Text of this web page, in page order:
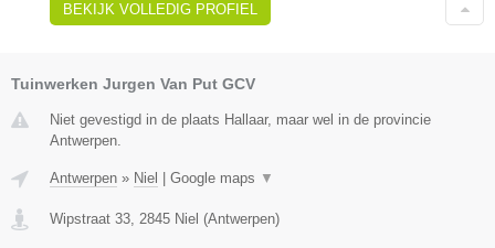
BEKIJK VOLLEDIG PROFIEL
Tuinwerken Jurgen Van Put GCV
Niet gevestigd in de plaats Hallaar, maar wel in de provincie
Antwerpen.
Antwerpen » Niel Google maps ▼
Wipstraat 33, 2845 Niel (Antwerpen)